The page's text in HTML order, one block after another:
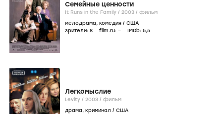
Семейные ценности
It Runs in the Family / 2003 / фильм
мелодрама, комедия / США
зрители: 8 film.ru: – IMDb: 5,5
Легкомыслие
Levity / 2003 / фильм
драма, криминал / США